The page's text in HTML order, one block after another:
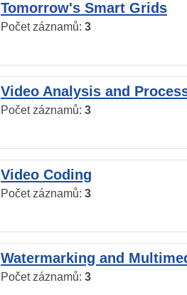
Tomorrow's Smart Grids
Počet záznamů: 3
Video Analysis and
Počet záznamů: 3
Video Coding
Počet záznamů: 3
Watermarking and
Počet záznamů: 3